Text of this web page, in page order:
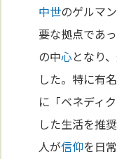
中世のゲルマ
要な拠点であ
の中心となり
した。特に有
に「ベネディ
した生活を推
人が信仰を日